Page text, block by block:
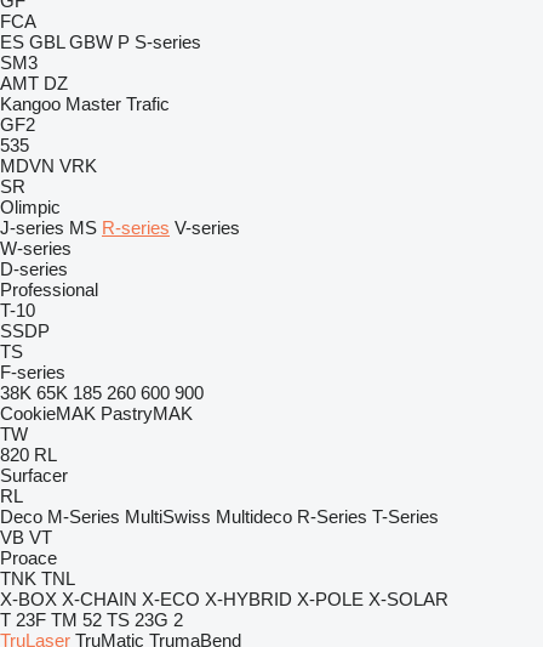
FCA
ES GBL GBW P S-series
SM3
AMT DZ
Kangoo Master Trafic
GF2
535
MDVN VRK
SR
Olimpic
J-series MS R-series V-series
W-series
D-series
Professional
T-10
SSDP
TS
F-series
38K 65K 185 260 600 900
CookieMAK PastryMAK
TW
820 RL
Surfacer
RL
Deco M-Series MultiSwiss Multideco R-Series T-Series
VB VT
Proace
TNK TNL
X-BOX X-CHAIN X-ECO X-HYBRID X-POLE X-SOLAR
T 23F TM 52 TS 23G 2
TruLaser TruMatic TrumaBend